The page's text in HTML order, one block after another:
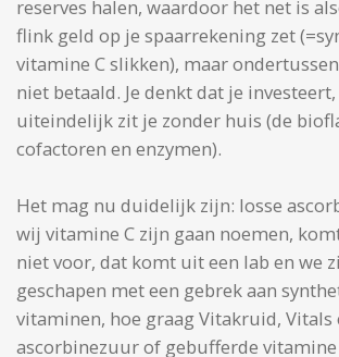
reserves halen, waardoor het net is
flink geld op je spaarrekening zet
vitamine C slikken), maar
niet betaald. Je denkt dat je
uiteindelijk zit je zonder huis (de
cofactoren en enzymen).
Het mag nu duidelijk zijn: losse
wij vitamine C zijn gaan noemen,
niet voor, dat komt uit een lab en we
geschapen met een gebrek aan
vitaminen, hoe graag Vitakruid, Vitals
ascorbinezuur of gebufferde